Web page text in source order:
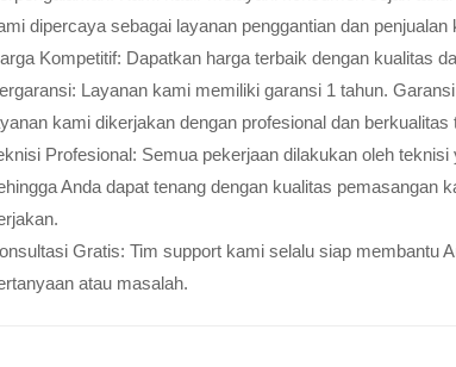
dipercaya sebagai layanan penggantian dan
Kompetitif: Dapatkan harga terbaik dengan kualitas
Layanan kami memiliki garansi 1 tahun.
kami dikerjakan dengan profesional dan berkualitas
Profesional: Semua pekerjaan dilakukan oleh teknisi
Anda dapat tenang dengan kualitas pemasangan
Gratis: Tim support kami selalu siap membantu
atau masalah.